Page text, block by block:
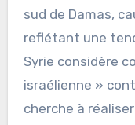
sud de Damas,
reflétant une
Syrie considère
israélienne »
cherche à